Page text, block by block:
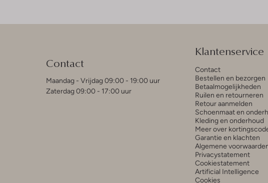
Contact
Maandag - Vrijdag 09:00 - 19:00 uur
Zaterdag 09:00 - 17:00 uur
Klantenservice
Contact
Bestellen en bezorgen
Betaalmogelijkheden
Ruilen en retourneren
Retour aanmelden
Schoenmaat en
Kleding en onderhoud
Meer over
Garantie en klachten
Algemene
Privacystatement
Cookiestatement
Artificial Intelligence
Cookies